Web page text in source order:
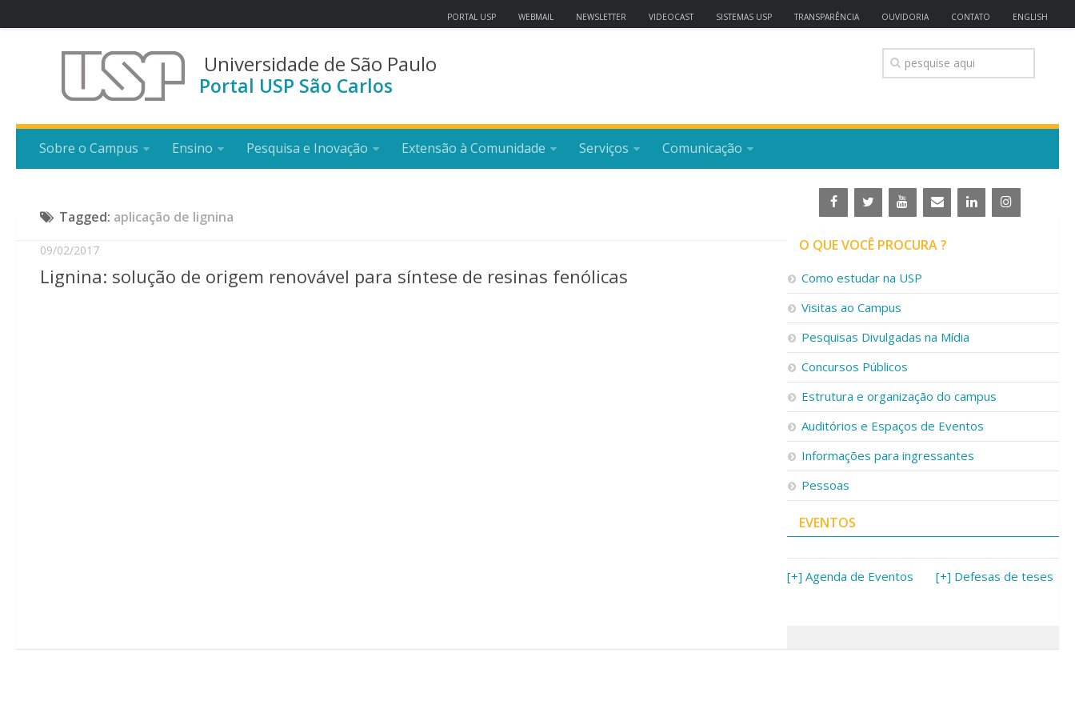
PORTAL USP WEBMAIL NEWSLETTER VIDEOCAST SISTEMAS USP TRANSPARÊNCIA OUVIDORIA CONTATO ENGLISH
Universidade de São Paulo
Portal USP São Carlos
Sobre o Campus Ensino Pesquisa e Inovação Extensão à Comunidade Serviços Comunicação
Tagged: aplicação de lignina
09/02/2017
Lignina: solução de origem renovável para síntese de resinas fenólicas
O QUE VOCÊ PROCURA ?
Como estudar na USP
Visitas ao Campus
Pesquisas Divulgadas na Mídia
Concursos Públicos
Estrutura e organização do campus
Auditórios e Espaços de Eventos
Informações para ingressantes
Pessoas
EVENTOS
[+] Agenda de Eventos [+] Defesas de teses